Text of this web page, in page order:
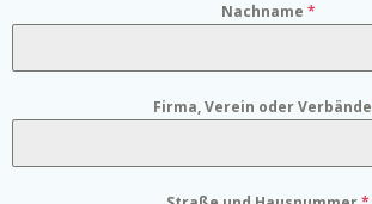
Nachname *
Firma, Verein oder Verbände